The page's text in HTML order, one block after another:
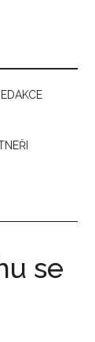
se